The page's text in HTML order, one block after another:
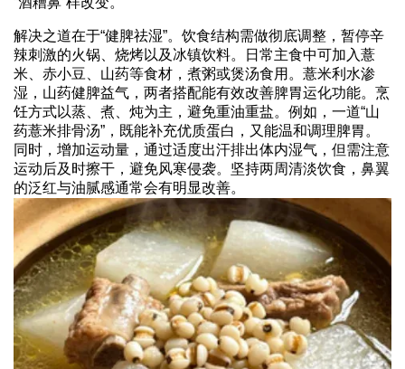
解决之道在于“健脾祛湿”。饮食结构需做彻底调整，暂停辛
辣刺激的火锅、烧烤以及冰镇饮料。日常主食中可加入薏
米、赤小豆、山药等食材，煮粥或煲汤食用。薏米利水渗
湿，山药健脾益气，两者搭配能有效改善脾胃运化功能。烹
饪方式以蒸、煮、炖为主，避免重油重盐。例如，一道“山
药薏米排骨汤”，既能补充优质蛋白，又能温和调理脾胃。
同时，增加运动量，通过适度出汗排出体内湿气，但需注意
运动后及时擦干，避免风寒侵袭。坚持两周清淡饮食，鼻翼
的泛红与油腻感通常会有明显改善。